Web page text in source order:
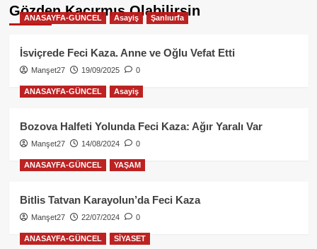
Gözden Kaçırmış Olabilirsin
ANASAYFA-GÜNCEL Asayiş Şanlıurfa
İsviçrede Feci Kaza. Anne ve Oğlu Vefat Etti
Manşet27 19/09/2025 0
ANASAYFA-GÜNCEL Asayiş
Bozova Halfeti Yolunda Feci Kaza: Ağır Yaralı Var
Manşet27 14/08/2024 0
ANASAYFA-GÜNCEL YAŞAM
Bitlis Tatvan Karayolun’da Feci Kaza
Manşet27 22/07/2024 0
ANASAYFA-GÜNCEL SİYASET